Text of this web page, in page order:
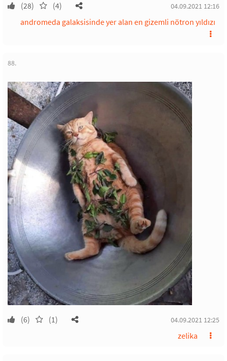
(28) (4) 04.09.2021 12:16
andromeda galaksisinde yer alan en gizemli nötron yıldızı
88.
(6) (1) 04.09.2021 12:25
zelika